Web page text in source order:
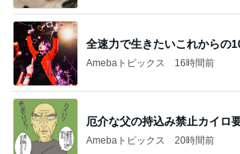
全速力で生きたいこれからの
Amebaトピックス 16時間前
厄介な父の持込み禁止カイロ
Amebaトピックス 20時間前